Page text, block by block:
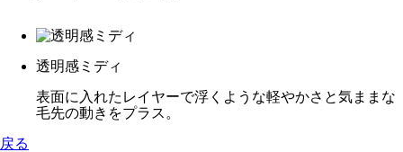
透明感ミディ
表面に入れたレイヤーで浮くような軽やかさと気ままな
毛先の動きをプラス。
戻る